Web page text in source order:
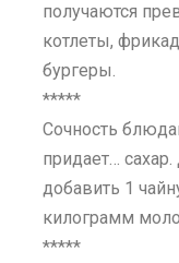
получаются
котлеты,
бургеры.
*****
Сочность
придает… сахар.
добавить 1
килограмм
*****